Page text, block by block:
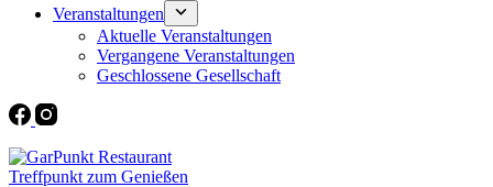
Veranstaltungen
Aktuelle Veranstaltungen
Vergangene Veranstaltungen
Geschlossene Gesellschaft
Treffpunkt zum Genießen